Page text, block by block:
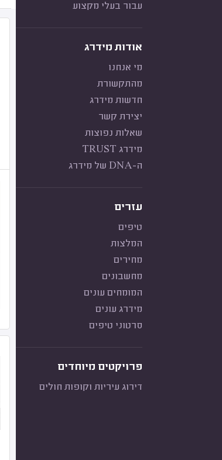
עבור בעלי מקצוע
אודות מידרג
מי אנחנו
מהתקשורת
חדשות מידרג
יצירת קשר
שאלות נפוצות
מידרג TRUST
ה-DNA של מידרג
עזרים
טיפים
המלצות
מחירים
מחשבונים
המומחים עונים
מידרג עונים
סרטוני טיפים
פרויקטים מיוחדים
דירוג עיריות וקופות חולים